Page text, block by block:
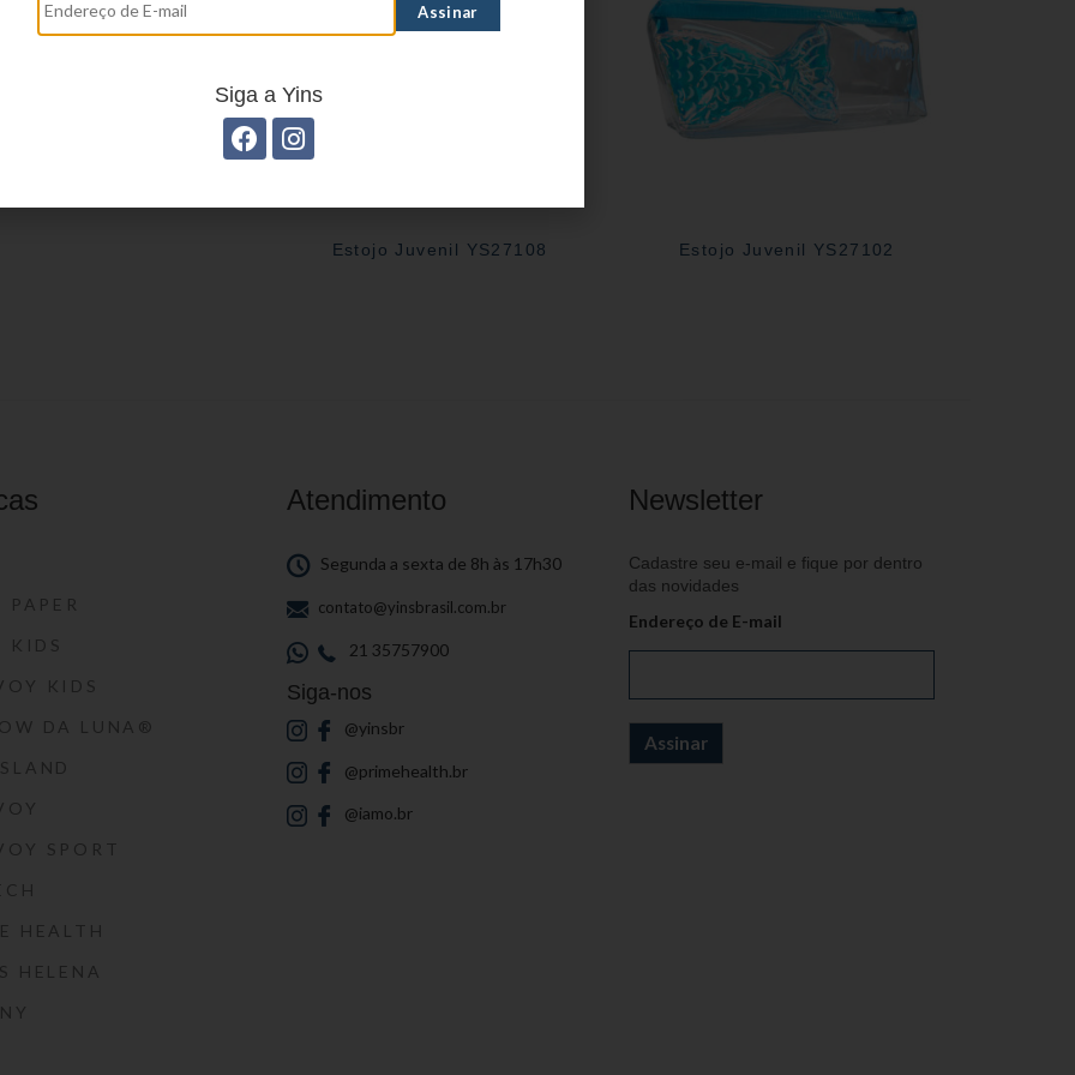
Estojo Juvenil YS27108 Estojo Juvenil YS27102
PAPER
KIDS
KIDS
DA LUNA®
SPORT
HEALTH
HELENA
Atendimento
Segunda a sexta de 8h às 17h30
contato@yinsbrasil.com.br
21 35757900
Siga-nos
@yinsbr
@primehealth.br
@iamo.br
Newsletter
Cadastre seu e-mail e fique por dentro
das novidades
Endereço de E-mail
Siga a Yins